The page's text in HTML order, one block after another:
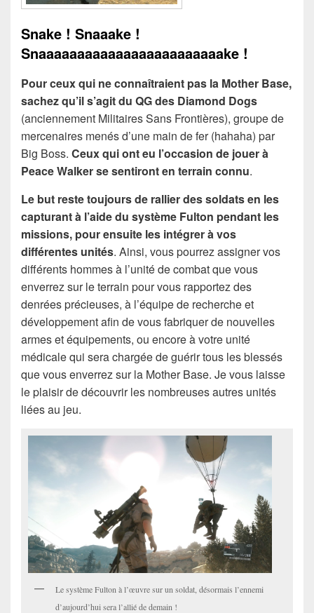
Snake ! Snaaake !
Snaaaaaaaaaaaaaaaaaaaaaaaake !
Pour ceux qui ne connaîtraient pas la Mother Base,
sachez qu’il s’agit du QG des Diamond Dogs
(anciennement Militaires Sans Frontières), groupe de
mercenaires menés d’une main de fer (hahaha) par
Big Boss. Ceux qui ont eu l’occasion de jouer à
Peace Walker se sentiront en terrain connu.
Le but reste toujours de rallier des soldats en les
capturant à l’aide du système Fulton pendant les
missions, pour ensuite les intégrer à vos
différentes unités. Ainsi, vous pourrez assigner vos
différents hommes à l’unité de combat que vous
enverrez sur le terrain pour vous rapportez des
denrées précieuses, à l’équipe de recherche et
développement afin de vous fabriquer de nouvelles
armes et équipements, ou encore à votre unité
médicale qui sera chargée de guérir tous les blessés
que vous enverrez sur la Mother Base. Je vous laisse
le plaisir de découvrir les nombreuses autres unités
liées au jeu.
Le système Fulton à l’œuvre sur un soldat, désormais l’ennemi
d’aujourd’hui sera l’allié de demain !